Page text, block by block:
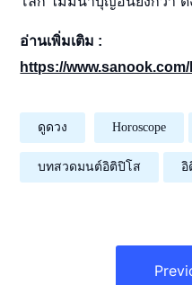
อ่านเพิ่มเติม :
https://
ดูดวง Horoscope
บทสวดมนต์อิติปิโส อิ